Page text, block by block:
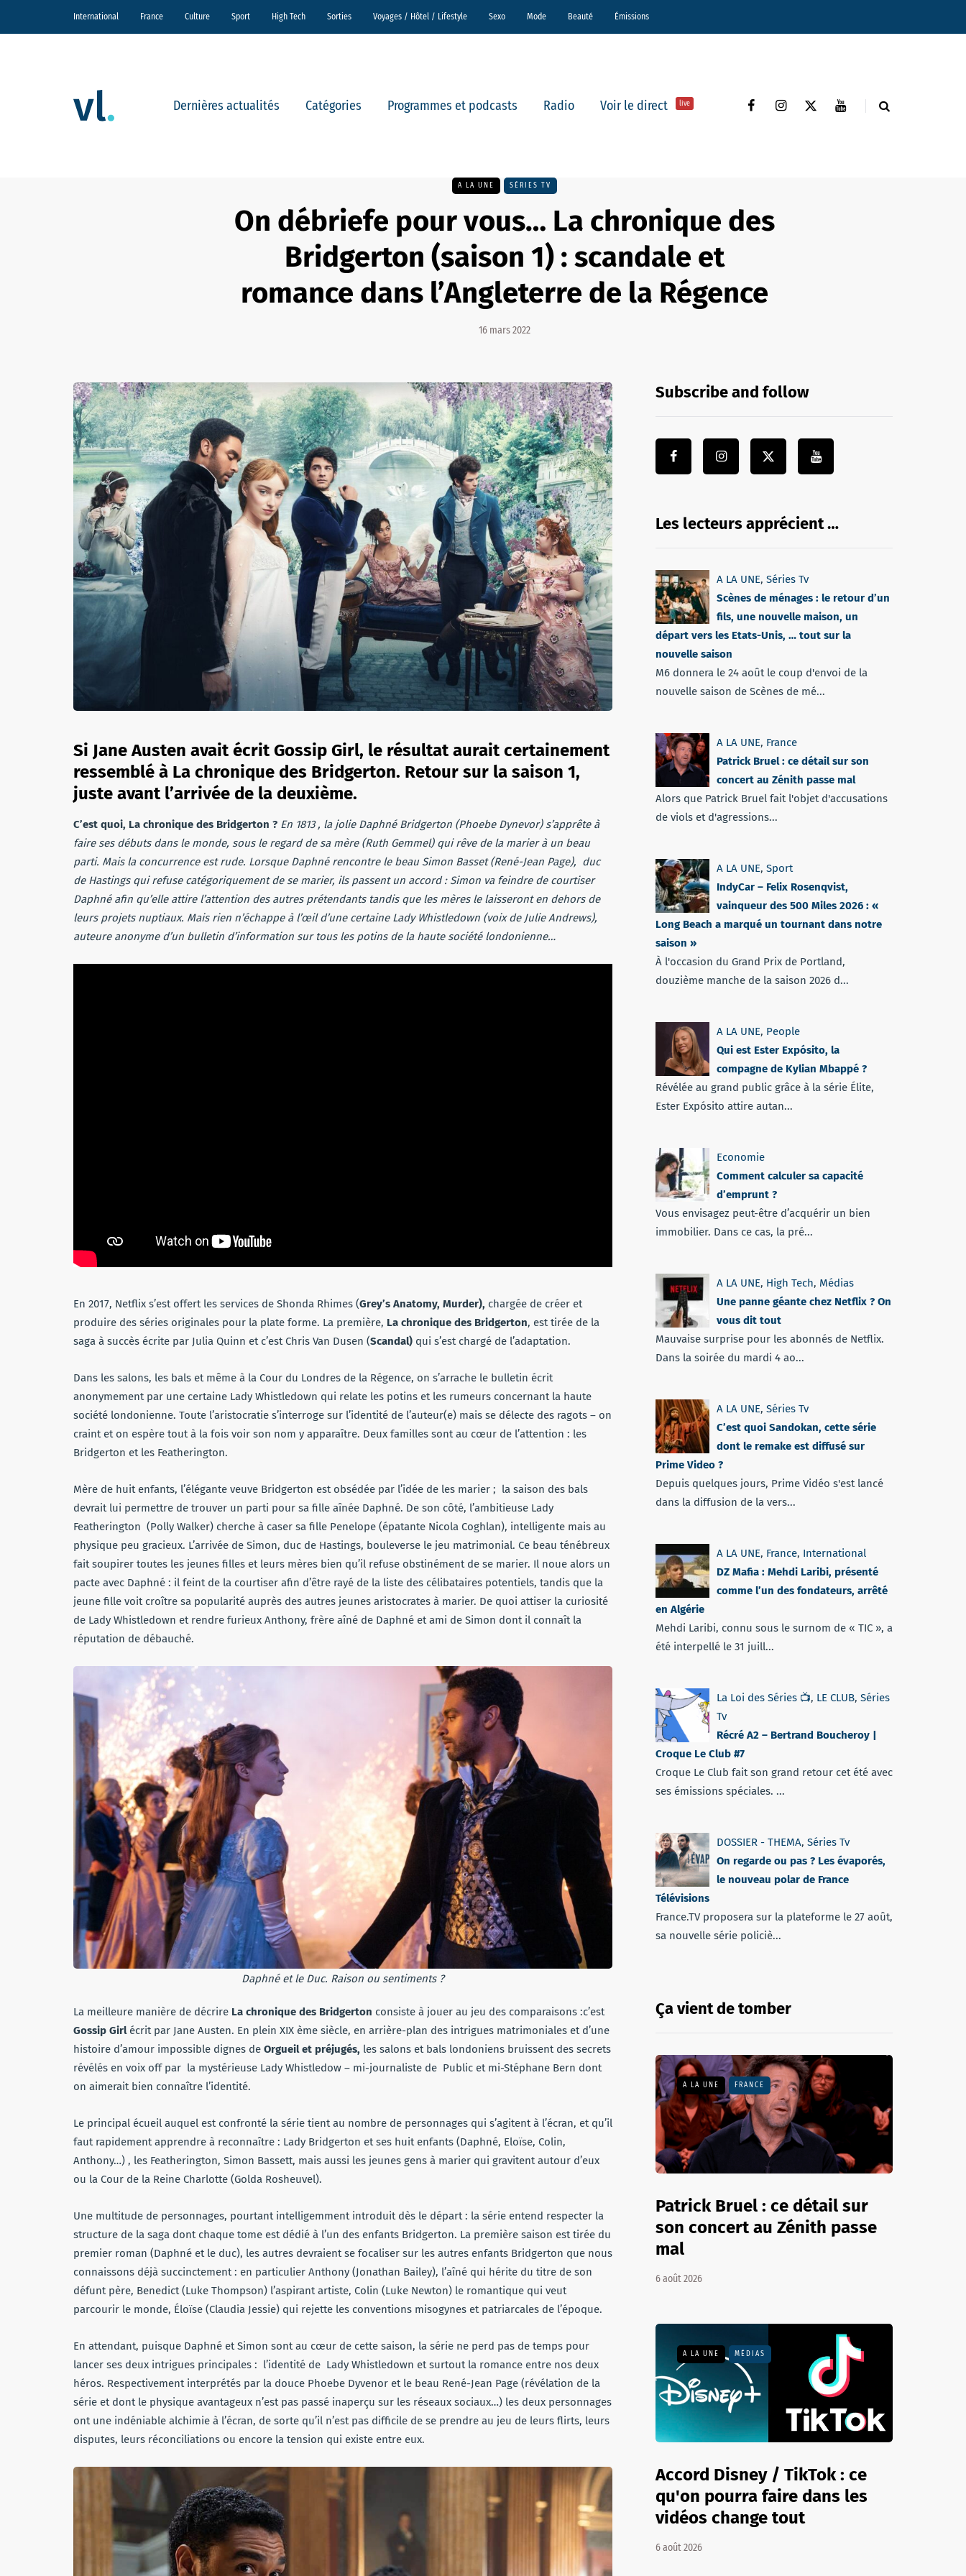
International France Culture Sport High Tech Sorties Voyages / Hôtel / Lifestyle Sexo Mode Beauté Émissions
Dernières actualités Catégories Programmes et podcasts Radio Voir le direct live
A LA UNE SÉRIES TV
On débriefe pour vous… La chronique des
Bridgerton (saison 1) : scandale et
romance dans l’Angleterre de la Régence
16 mars 2022
Si Jane Austen avait écrit Gossip Girl, le résultat aurait certainement
ressemblé à La chronique des Bridgerton. Retour sur la saison 1,
juste avant l’arrivée de la deuxième.
C’est quoi, La chronique des Bridgerton ? En 1813 , la jolie Daphné Bridgerton (Phoebe Dynevor) s’apprête à
faire ses débuts dans le monde, sous le regard de sa mère (Ruth Gemmel) qui rêve de la marier à un beau
parti. Mais la concurrence est rude. Lorsque Daphné rencontre le beau Simon Basset (René-Jean Page), duc
de Hastings qui refuse catégoriquement de se marier, ils passent un accord : Simon va feindre de courtiser
Daphné afin qu’elle attire l’attention des autres prétendants tandis que les mères le laisseront en dehors de
leurs projets nuptiaux. Mais rien n’échappe à l’œil d’une certaine Lady Whistledown (voix de Julie Andrews),
auteure anonyme d’un bulletin d’information sur tous les potins de la haute société londonienne…
En 2017, Netflix s’est offert les services de Shonda Rhimes (Grey’s Anatomy, Murder), chargée de créer et
produire des séries originales pour la plate forme. La première, La chronique des Bridgerton, est tirée de la
saga à succès écrite par Julia Quinn et c’est Chris Van Dusen (Scandal) qui s’est chargé de l’adaptation.
Dans les salons, les bals et même à la Cour du Londres de la Régence, on s’arrache le bulletin écrit
anonymement par une certaine Lady Whistledown qui relate les potins et les rumeurs concernant la haute
société londonienne. Toute l’aristocratie s’interroge sur l’identité de l’auteur(e) mais se délecte des ragots – on
craint et on espère tout à la fois voir son nom y apparaître. Deux familles sont au cœur de l’attention : les
Bridgerton et les Featherington.
Mère de huit enfants, l’élégante veuve Bridgerton est obsédée par l’idée de les marier ; la saison des bals
devrait lui permettre de trouver un parti pour sa fille aînée Daphné. De son côté, l’ambitieuse Lady
Featherington (Polly Walker) cherche à caser sa fille Penelope (épatante Nicola Coghlan), intelligente mais au
physique peu gracieux. L’arrivée de Simon, duc de Hastings, bouleverse le jeu matrimonial. Ce beau ténébreux
fait soupirer toutes les jeunes filles et leurs mères bien qu’il refuse obstinément de se marier. Il noue alors un
pacte avec Daphné : il feint de la courtiser afin d’être rayé de la liste des célibataires potentiels, tandis que la
jeune fille voit croître sa popularité auprès des autres jeunes aristocrates à marier. De quoi attiser la curiosité
de Lady Whistledown et rendre furieux Anthony, frère aîné de Daphné et ami de Simon dont il connaît la
réputation de débauché.
Daphné et le Duc. Raison ou sentiments ?
La meilleure manière de décrire La chronique des Bridgerton consiste à jouer au jeu des comparaisons :c’est
Gossip Girl écrit par Jane Austen. En plein XIX ème siècle, en arrière-plan des intrigues matrimoniales et d’une
histoire d’amour impossible dignes de Orgueil et préjugés, les salons et bals londoniens bruissent des secrets
révélés en voix off par la mystérieuse Lady Whistledow – mi-journaliste de Public et mi-Stéphane Bern dont
on aimerait bien connaître l’identité.
Le principal écueil auquel est confronté la série tient au nombre de personnages qui s’agitent à l’écran, et qu’il
faut rapidement apprendre à reconnaître : Lady Bridgerton et ses huit enfants (Daphné, Eloïse, Colin,
Anthony…) , les Featherington, Simon Bassett, mais aussi les jeunes gens à marier qui gravitent autour d’eux
ou la Cour de la Reine Charlotte (Golda Rosheuvel).
Une multitude de personnages, pourtant intelligemment introduit dès le départ : la série entend respecter la
structure de la saga dont chaque tome est dédié à l’un des enfants Bridgerton. La première saison est tirée du
premier roman (Daphné et le duc), les autres devraient se focaliser sur les autres enfants Bridgerton que nous
connaissons déjà succinctement : en particulier Anthony (Jonathan Bailey), l’aîné qui hérite du titre de son
défunt père, Benedict (Luke Thompson) l’aspirant artiste, Colin (Luke Newton) le romantique qui veut
parcourir le monde, Éloïse (Claudia Jessie) qui rejette les conventions misogynes et patriarcales de l’époque.
En attendant, puisque Daphné et Simon sont au cœur de cette saison, la série ne perd pas de temps pour
lancer ses deux intrigues principales : l’identité de Lady Whistledown et surtout la romance entre nos deux
héros. Respectivement interprétés par la douce Phoebe Dyvenor et le beau René-Jean Page (révélation de la
série et dont le physique avantageux n’est pas passé inaperçu sur les réseaux sociaux…) les deux personnages
ont une indéniable alchimie à l’écran, de sorte qu’il n’est pas difficile de se prendre au jeu de leurs flirts, leurs
disputes, leurs réconciliations ou encore la tension qui existe entre eux.
Subscribe and follow
Les lecteurs apprécient …
A LA UNE, Séries Tv
Scènes de ménages : le retour d’un
fils, une nouvelle maison, un
départ vers les Etats-Unis, … tout sur la
nouvelle saison
M6 donnera le 24 août le coup d'envoi de la
nouvelle saison de Scènes de mé...
A LA UNE, France
Patrick Bruel : ce détail sur son
concert au Zénith passe mal
Alors que Patrick Bruel fait l'objet d'accusations
de viols et d'agressions...
A LA UNE, Sport
IndyCar – Felix Rosenqvist,
vainqueur des 500 Miles 2026 : «
Long Beach a marqué un tournant dans notre
saison »
À l'occasion du Grand Prix de Portland,
douzième manche de la saison 2026 d...
A LA UNE, People
Qui est Ester Expósito, la
compagne de Kylian Mbappé ?
Révélée au grand public grâce à la série Élite,
Ester Expósito attire autan...
Economie
Comment calculer sa capacité
d’emprunt ?
Vous envisagez peut-être d’acquérir un bien
immobilier. Dans ce cas, la pré...
A LA UNE, High Tech, Médias
Une panne géante chez Netflix ? On
vous dit tout
Mauvaise surprise pour les abonnés de Netflix.
Dans la soirée du mardi 4 ao...
A LA UNE, Séries Tv
C’est quoi Sandokan, cette série
dont le remake est diffusé sur
Prime Video ?
Depuis quelques jours, Prime Vidéo s'est lancé
dans la diffusion de la vers...
A LA UNE, France, International
DZ Mafia : Mehdi Laribi, présenté
comme l’un des fondateurs, arrêté
en Algérie
Mehdi Laribi, connu sous le surnom de « TIC », a
été interpellé le 31 juill...
La Loi des Séries 📺, LE CLUB, Séries
Tv
Récré A2 – Bertrand Boucheroy |
Croque Le Club #7
Croque Le Club fait son grand retour cet été avec
ses émissions spéciales. ...
DOSSIER - THEMA, Séries Tv
On regarde ou pas ? Les évaporés,
le nouveau polar de France
Télévisions
France.TV proposera sur la plateforme le 27 août,
sa nouvelle série policiè...
Ça vient de tomber
A LA UNE FRANCE
Patrick Bruel : ce détail sur
son concert au Zénith passe
mal
6 août 2026
A LA UNE MÉDIAS
Accord Disney / TikTok : ce
qu'on pourra faire dans les
vidéos change tout
6 août 2026